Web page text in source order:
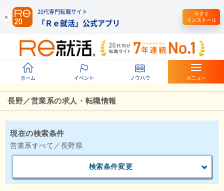
20代専門転職サイト
「Ｒｅ就活」公式アプリ
今すぐ
インストール
ホーム イベント ノウハウ メニュー
長野／営業系の求人・転職情報
現在の検索条件
営業系すべて／長野県
検索条件変更